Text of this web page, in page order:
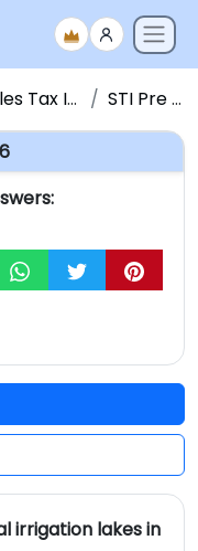
Inspector STI Pre - 2016
irrigation lakes in